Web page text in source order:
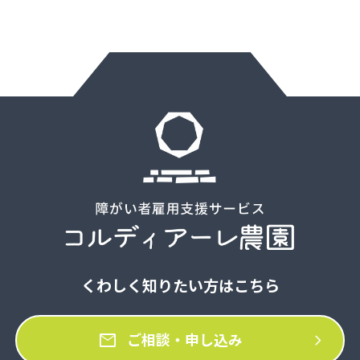
くわしく知りたい方はこちら
mail ご相談・申し込み chevron_right